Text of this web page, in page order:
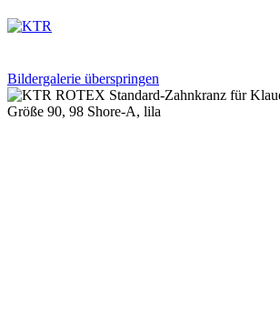
Bildergalerie überspringen